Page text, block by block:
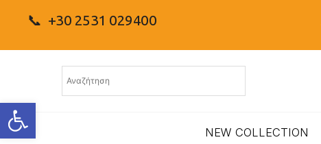
Ανοίξτε τη γραμμή εργαλείων
📞 +30 2531 029400
NEW COLLECTION